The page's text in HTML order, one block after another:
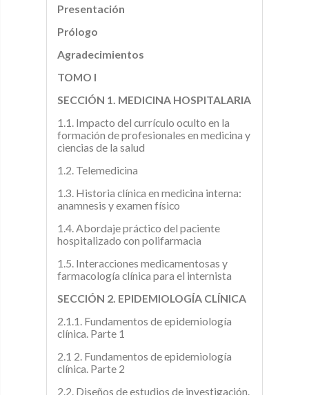
Presentación
Prólogo
Agradecimientos
TOMO I
SECCIÓN 1. MEDICINA HOSPITALARIA
1.1. Impacto del currículo oculto en la
formación de profesionales en medicina y
ciencias de la salud
1.2. Telemedicina
1.3. Historia clínica en medicina interna:
anamnesis y examen físico
1.4. Abordaje práctico del paciente
hospitalizado con polifarmacia
1.5. Interacciones medicamentosas y
farmacología clínica para el internista
SECCIÓN 2. EPIDEMIOLOGÍA CLÍNICA
2.1.1. Fundamentos de epidemiología
clínica. Parte 1
2.1 2. Fundamentos de epidemiología
clínica. Parte 2
2.2. Diseños de estudios de investigación.